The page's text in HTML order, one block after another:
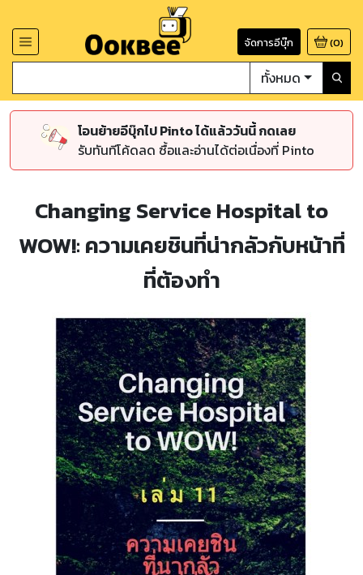
จัดการอีบุ๊ก (0)
ทั้งหมด
โอนย้ายอีบุ๊กไป Pinto ได้แล้ววันนี้ กดเลย
รับทันทีโค้ดลด ซื้อและอ่านได้ต่อเนื่องที่ Pinto
Changing Service Hospital to
WOW!: ความเคยชินที่น่ากลัวกับหน้าที่
ที่ต้องทำ